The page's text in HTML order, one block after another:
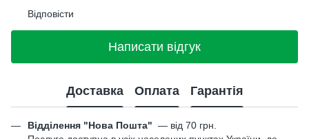
Відповісти
Написати відгук
Доставка Оплата Гарантія
Відділення "Нова Пошта" — від 70 грн.